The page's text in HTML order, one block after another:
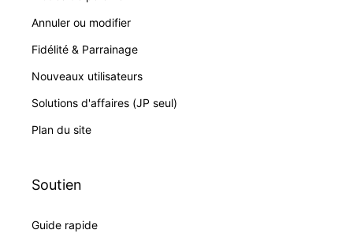
Annuler ou modifier
Fidélité & Parrainage
Nouveaux utilisateurs
Solutions d'affaires (JP seul)
Plan du site
Soutien
Guide rapide